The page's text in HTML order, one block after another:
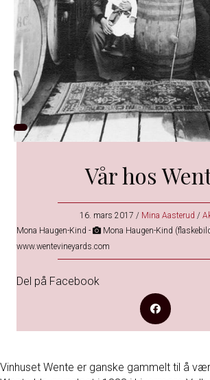
Vår hos
16. mars 2017 / Mina Aasterud /
Mona Haugen-Kind -
Mona Haugen-Kind
www.wentevineyards.com
Del på Facebook
Vinhuset Wente er ganske gammelt til å